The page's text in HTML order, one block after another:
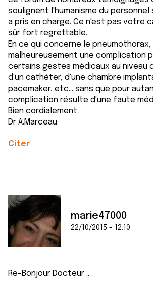
soulignent l'humanisme du personnel
a pris en charge. Ce n'est pas votre
sûr fort regrettable.
En ce qui concerne le
malheureusement une complication
certains gestes médicaux au niveau
d'un cathéter, d'une chambre
pacemaker, etc... sans que pour
complication résulte d'une faute
Bien cordialement
Dr A.Marceau
Citer
marie47000
22/10/2015 - 12:10
Re-Bonjour Docteur ..